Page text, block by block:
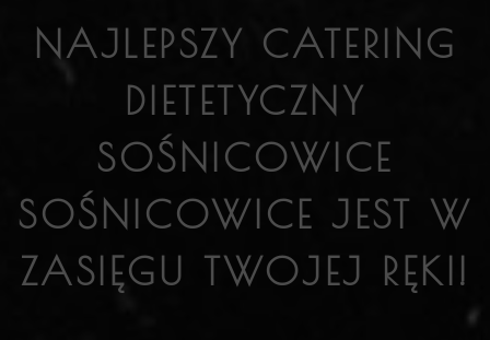
NAJLEPSZY CATERING
DIETETYCZNY
SOŚNICOWICE
SOŚNICOWICE JEST W
ZASIĘGU TWOJEJ RĘKI!